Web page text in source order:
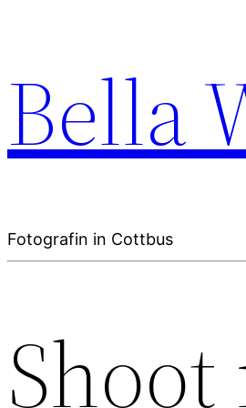
Bella
Fotografin in Cottbus